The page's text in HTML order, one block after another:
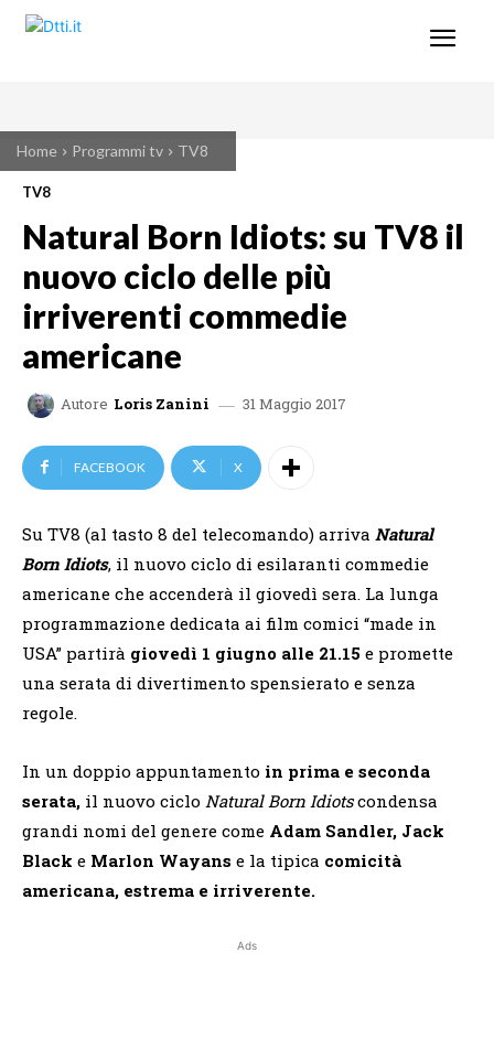
Home Programmi tv TV8
TV8
Natural Born Idiots: su TV8 il
nuovo ciclo delle più
irriverenti commedie
americane
Autore Loris Zanini 31 Maggio 2017
FACEBOOK X
Su TV8 (al tasto 8 del telecomando) arriva Natural
Born Idiots, il nuovo ciclo di esilaranti commedie
americane che accenderà il giovedì sera. La lunga
programmazione dedicata ai film comici “made in
USA” partirà giovedì 1 giugno alle 21.15 e promette
una serata di divertimento spensierato e senza
regole.
In un doppio appuntamento in prima e seconda
serata, il nuovo ciclo Natural Born Idiotscondensa
grandi nomi del genere come Adam Sandler, Jack
Black e Marlon Wayans e la tipica comicità
americana, estrema e irriverente.
Ads